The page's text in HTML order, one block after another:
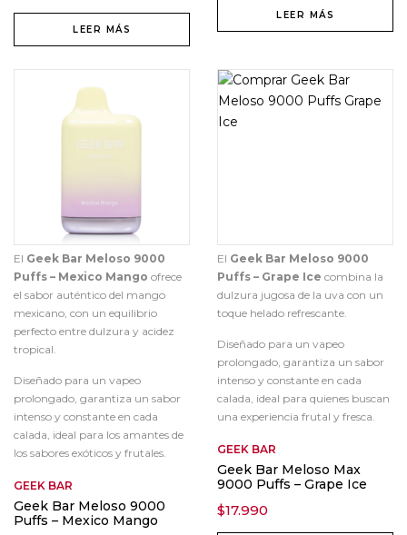
LEER MÁS
LEER MÁS
El Geek Bar Meloso 9000
Puffs – Mexico Mango ofrece
el sabor auténtico del mango
mexicano, con un equilibrio
perfecto entre dulzura y acidez
tropical.
Diseñado para un vapeo
prolongado, garantiza un sabor
intenso y constante en cada
calada, ideal para los amantes de
los sabores exóticos y frutales.
GEEK BAR
Geek Bar Meloso 9000
Puffs – Mexico Mango
El Geek Bar Meloso 9000
Puffs – Grape Ice combina la
dulzura jugosa de la uva con un
toque helado refrescante.
Diseñado para un vapeo
prolongado, garantiza un sabor
intenso y constante en cada
calada, ideal para quienes buscan
una experiencia frutal y fresca.
GEEK BAR
Geek Bar Meloso Max
9000 Puffs – Grape Ice
$17.990